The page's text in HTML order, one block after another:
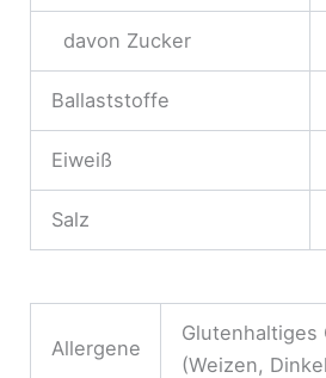
davon Zucker
Ballaststoffe
Eiweiß
Salz
Allergene
Glutenhaltiges
(Weizen,